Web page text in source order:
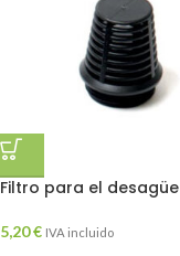
Filtro para el desagüe
5,20€ IVA incluido